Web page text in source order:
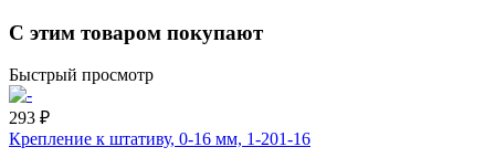
С этим товаром покупают
Быстрый просмотр
293 ₽
Крепление к штативу, 0-16 мм, 1-201-16